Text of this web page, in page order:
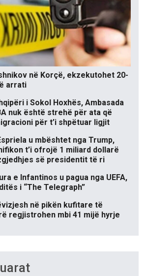
në Korçë, ekzekutohet 20-
arrati
i Sokol Hoxhës, Ambasada
nuk është strehë për ata që
për t’i shpëtuar ligjit
u mbështet nga Trump,
t’i ofrojë 1 miliard dollarë
së presidentit të ri
e Infantinos u pagua nga UEFA,
i “The Telegraph”
në pikën kufitare të
regjistrohen mbi 41 mijë hyrje